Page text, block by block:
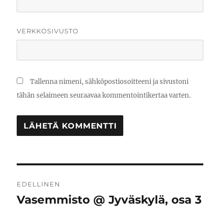
VERKKOSIVUSTO
Tallenna nimeni, sähköpostiosoitteeni ja sivustoni
tähän selaimeen seuraavaa kommentointikertaa varten.
selaus
EDELLINEN
Edellinen
Vasemmisto @ Jyväskylä, osa 3